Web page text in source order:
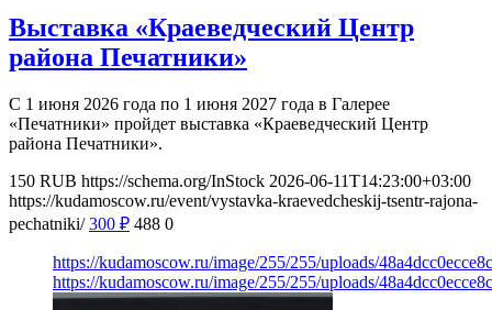
Выставка «Краеведческий Центр
района Печатники»
С 1 июня 2026 года по 1 июня 2027 года в Галерее
«Печатники» пройдет выставка «Краеведческий Центр
района Печатники».
150 RUB https://schema.org/InStock 2026-06-11T14:23:00+03:00
https://kudamoscow.ru/event/vystavka-kraevedcheskij-tsentr-rajona-
pechatniki/ 300 ₽ 488 0
https://kudamoscow.ru/image/255/255/uploads/
https://kudamoscow.ru/image/255/255/uploads/